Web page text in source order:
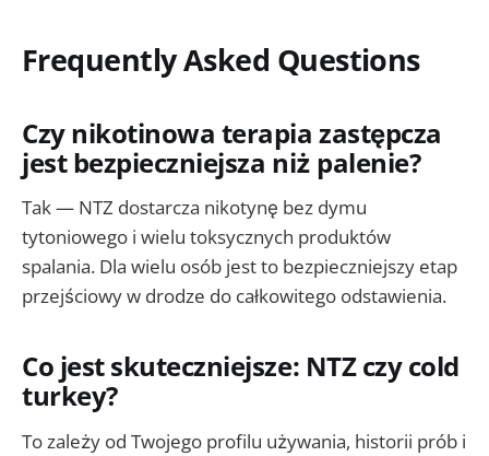
Frequently Asked Questions
Czy nikotinowa terapia zastępcza
jest bezpieczniejsza niż palenie?
Tak — NTZ dostarcza nikotynę bez dymu
tytoniowego i wielu toksycznych produktów
spalania. Dla wielu osób jest to bezpieczniejszy etap
przejściowy w drodze do całkowitego odstawienia.
Co jest skuteczniejsze: NTZ czy cold
turkey?
To zależy od Twojego profilu używania, historii prób i